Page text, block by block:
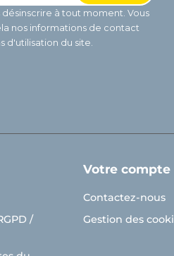
désinscrire à tout moment. Vous
nos informations de contact
d'utilisation du site.
/
Votre compte
Contactez-nous
Gestion des